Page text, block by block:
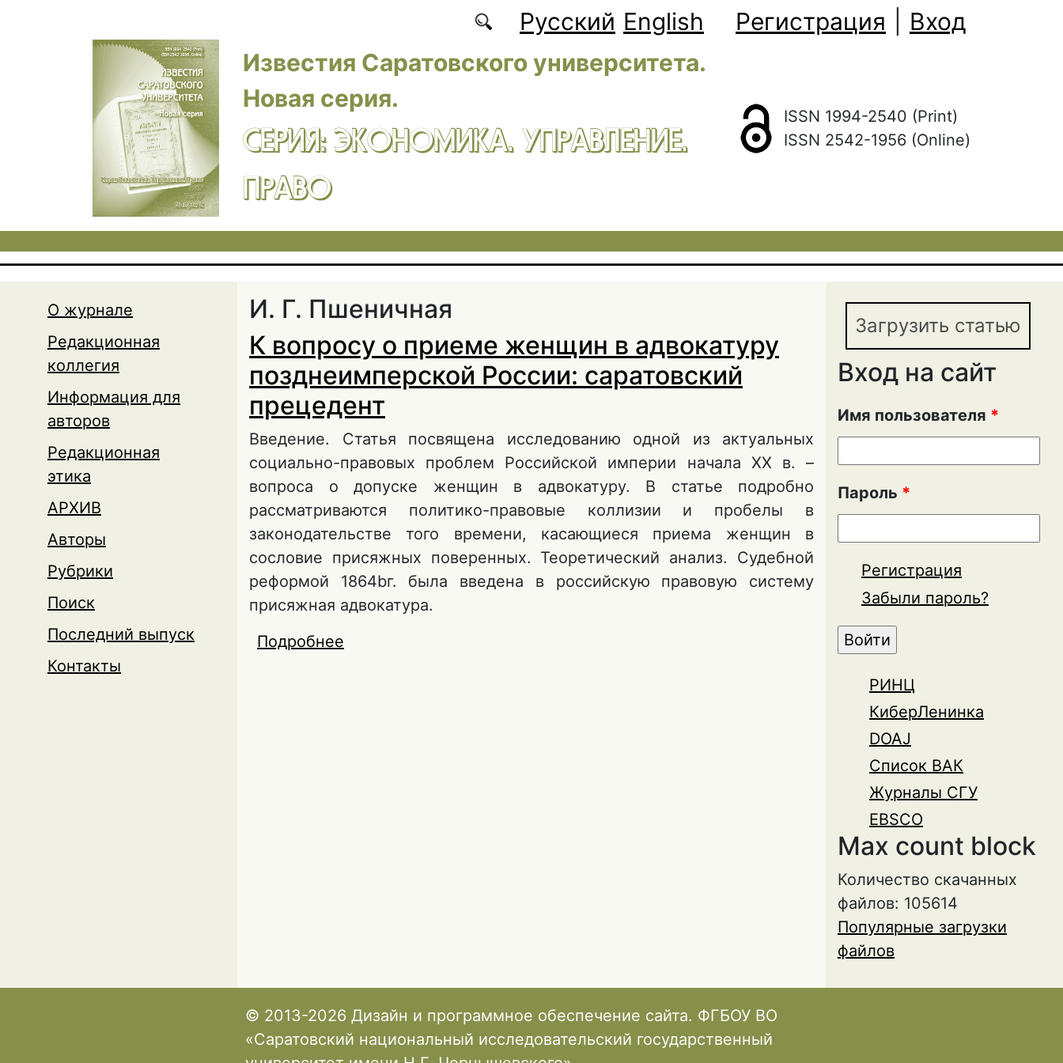
Русский English Регистрация
Вход
Известия Саратовского университета.
Новая серия.
СЕРИЯ: ЭКОНОМИКА. УПРАВЛЕНИЕ.
ПРАВО
ISSN 1994-2540 (Print)
ISSN 2542-1956 (Online)
О журнале
Редакционная
коллегия
Информация для
авторов
Редакционная
этика
АРХИВ
Авторы
Рубрики
Поиск
Последний выпуск
Контакты
И. Г. Пшеничная
К вопросу о приеме женщин в адвокатуру
позднеимперской России: саратовский
прецедент
Введение. Статья посвящена исследованию одной из актуальных
социально-правовых проблем Российской империи начала XX в. –
вопроса о допуске женщин в адвокатуру. В статье подробно
рассматриваются политико-правовые коллизии и пробелы в
законодательстве того времени, касающиеся приема женщин в
сословие присяжных поверенных. Теоретический анализ. Судебной
реформой 1864bг. была введена в российскую правовую систему
присяжная адвокатура.
Подробнее
Загрузить статью
Вход на сайт
Имя пользователя *
Пароль *
Регистрация
Забыли пароль?
РИНЦ
КиберЛенинка
DOAJ
Список ВАК
Журналы СГУ
EBSCO
Max count block
Количество скачанных
файлов: 105614
Популярные загрузки
файлов
© 2013-2026 Дизайн и программное обеспечение сайта. ФГБОУ ВО
«Саратовский национальный исследовательский государственный